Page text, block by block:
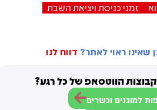
זמני כניסת ויציאת השבת
ראוי לאתר? דווח לנו
הווטסאפ של כל רגע?
למוגנים וכשרים